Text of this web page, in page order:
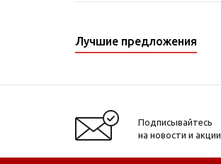
Лучшие предложения
Подписывайтесь
на новости и акции